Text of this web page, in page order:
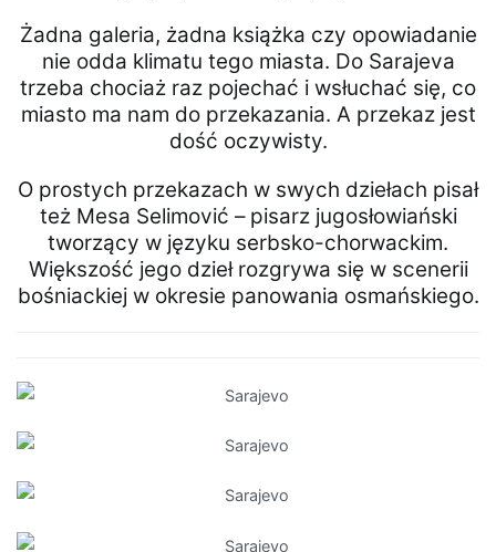
Żadna galeria, żadna książka czy opowiadanie
nie odda klimatu tego miasta. Do Sarajeva
trzeba chociaż raz pojechać i wsłuchać się, co
miasto ma nam do przekazania. A przekaz jest
dość oczywisty.
O prostych przekazach w swych dziełach pisał
też Mesa Selimović – pisarz jugosłowiański
tworzący w języku serbsko-chorwackim.
Większość jego dzieł rozgrywa się w scenerii
bośniackiej w okresie panowania osmańskiego.